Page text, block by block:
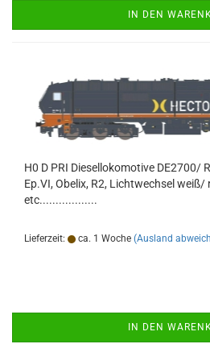
IN DEN
H0 D PRI Diesellokomotive DE2700/
Ep.VI, Obelix, R2, Lichtwechsel weiß/
etc..................
Lieferzeit: ca. 1 Woche (Ausland
IN DEN